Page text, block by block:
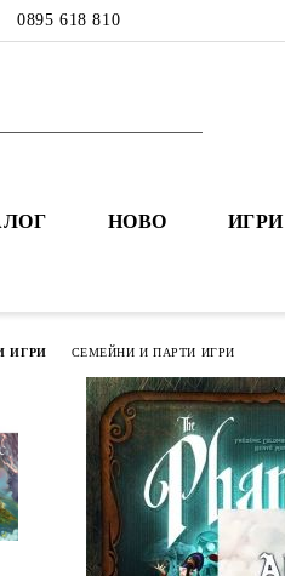
0895 618 810
НОВО ИГРИ
ИГРИ СЕМЕЙНИ И ПАРТИ ИГРИ